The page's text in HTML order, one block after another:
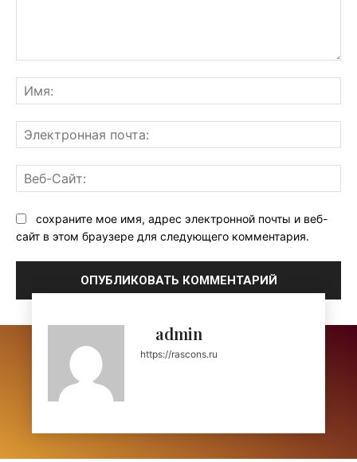
сохраните мое имя, адрес электронной почты и веб-
сайт в этом браузере для следующего комментария.
admin
https://rascons.ru